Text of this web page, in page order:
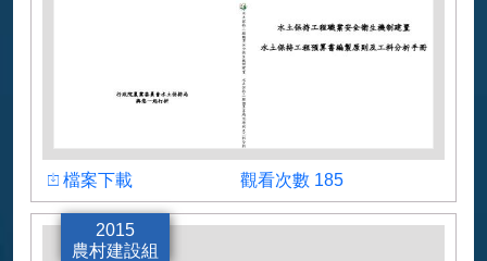
水土保持工程預算書編製原則及工料分析手冊
下載檔案
檔案下載 觀看次數 185
2015
農村建設組